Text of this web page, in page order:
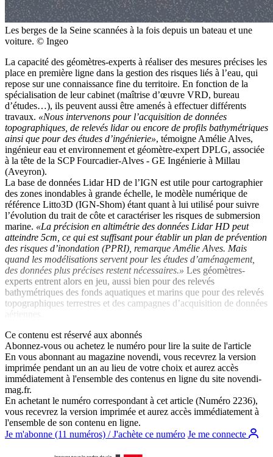
Les berges de la Seine scannées à la fois depuis un bateau et une
voiture. © Ingeo
La capacité des géomètres-experts à réaliser des mesures précises les
place en première ligne dans la gestion des risques liés à l’eau, qui
repose sur une connaissance fine du territoire. En fonction de la
spécialisation de leur cabinet (maîtrise d’œuvre VRD, bureau
d’études…), ils peuvent aussi être amenés à effectuer différents
travaux. «Nous intervenons pour l’acquisition de données
topographiques, de relevés lidar ou encore de profils bathymétriques
ainsi que pour des études d’ingénierie», témoigne Amélie Alves,
ingénieur eau et environnement et géomètre-expert DPLG, associée
à la tête de la SCP Fourcadier-Alves - GE Ingénierie à Millau
(Aveyron).
La base de données Lidar HD de l’IGN est utile pour cartographier
des zones inondables à grande échelle, le modèle numérique de
référence Litto3D (IGN-Shom) étant quant à lui utilisé pour suivre
l’évolution du trait de côte et caractériser les risques de submersion
marine. «La précision en altimétrie des données Lidar HD peut
atteindre 5cm, ce qui est suffisant pour établir un plan de prévention
des risques d’inondation (PPRI), remarque Amélie Alves. Mais
quand les modélisations servent pour les études d’aménagement,
des données plus précises restent nécessaires.» Les géomètres-
experts entrent alors en jeu, aussi bien pour des relevés
bathymétriques des fonds aquatiques et marins que pour des relevés
topographiques terrestres et des campagnes d’acquisition de données
aériennes.
Ce contenu est réservé aux abonnés
Abonnez-vous ou achetez le numéro pour lire la suite de l'article
En vous abonnant au magazine novendi, vous recevrez la version
imprimée pendant un an au lieu de votre choix et aurez accès
immédiatement à l'ensemble des contenus en ligne du site novendi-
mag.fr.
En achetant le numéro correspondant à cet article (Numéro 2236),
vous recevrez la version imprimée et aurez accès immédiatement à
l'ensemble de son contenu en ligne.
Je m'abonne (11 numéros) / J'achète ce numéro Je me connecte